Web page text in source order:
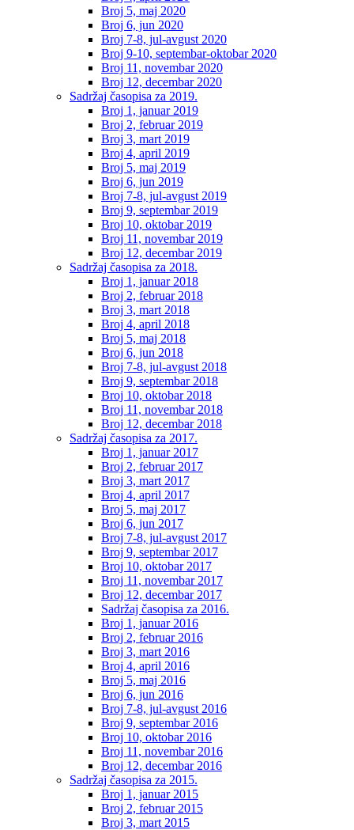
Broj 5, maj 2020
Broj 6, jun 2020
Broj 7-8, jul-avgust 2020
Broj 9-10, septembar-oktobar 2020
Broj 11, novembar 2020
Broj 12, decembar 2020
Sadržaj časopisa za 2019.
Broj 1, januar 2019
Broj 2, februar 2019
Broj 3, mart 2019
Broj 4, april 2019
Broj 5, maj 2019
Broj 6, jun 2019
Broj 7-8, jul-avgust 2019
Broj 9, septembar 2019
Broj 10, oktobar 2019
Broj 11, novembar 2019
Broj 12, decembar 2019
Sadržaj časopisa za 2018.
Broj 1, januar 2018
Broj 2, februar 2018
Broj 3, mart 2018
Broj 4, april 2018
Broj 5, maj 2018
Broj 6, jun 2018
Broj 7-8, jul-avgust 2018
Broj 9, septembar 2018
Broj 10, oktobar 2018
Broj 11, novembar 2018
Broj 12, decembar 2018
Sadržaj časopisa za 2017.
Broj 1, januar 2017
Broj 2, februar 2017
Broj 3, mart 2017
Broj 4, april 2017
Broj 5, maj 2017
Broj 6, jun 2017
Broj 7-8, jul-avgust 2017
Broj 9, septembar 2017
Broj 10, oktobar 2017
Broj 11, novembar 2017
Broj 12, decembar 2017
Sadržaj časopisa za 2016.
Broj 1, januar 2016
Broj 2, februar 2016
Broj 3, mart 2016
Broj 4, april 2016
Broj 5, maj 2016
Broj 6, jun 2016
Broj 7-8, jul-avgust 2016
Broj 9, septembar 2016
Broj 10, oktobar 2016
Broj 11, novembar 2016
Broj 12, decembar 2016
Sadržaj časopisa za 2015.
Broj 1, januar 2015
Broj 2, februar 2015
Broj 3, mart 2015